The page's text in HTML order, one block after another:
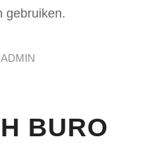
gebruiken.
ADMIN
BURO